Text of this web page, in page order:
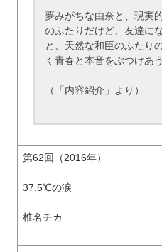
夢みがちな由奈と、現実
のふたりだけど、友達に
と、天然な和臣のふたり
く青春と本音をぶつけあ
（「内容紹介」より）
第62回（2016年）
37.5℃の涙
椎名チカ